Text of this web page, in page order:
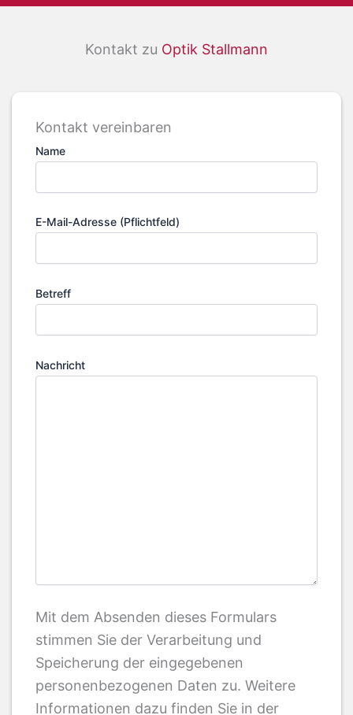
Kontakt zu Optik Stallmann
Kontakt vereinbaren
Name
E-Mail-Adresse (Pflichtfeld)
Betreff
Nachricht
Mit dem Absenden dieses Formulars
stimmen Sie der Verarbeitung und
Speicherung der eingegebenen
personenbezogenen Daten zu. Weitere
Informationen dazu finden Sie in der